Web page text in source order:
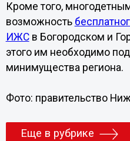
Кроме того,
возможность
ИЖСв Богородском и
этого им необходимо
минимущества региона.
Фото: правительство
Еще в рубрике